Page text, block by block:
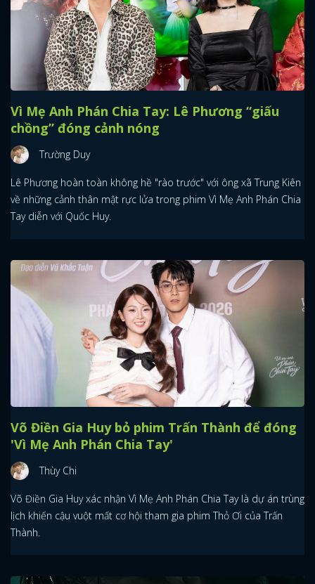
Vì Mẹ Anh Phán Chia Tay: Lê Phương “giấu
chồng” đóng cảnh nóng
Trường Duy
Lê Phương hoàn toàn không hề "rào trước" với ông xã Trung Kiên
về những cảnh thân mật rực lửa trong phim Vì Mẹ Anh Phán Chia
Tay diễn với Quốc Huy.
Võ Điền Gia Huy bỏ phim Trấn Thành để đóng
'Vì Mẹ Anh Phán Chia Tay'
Thùy Chi
Võ Điền Gia Huy xác nhận Vì Mẹ Anh Phán Chia Tay là dự án trùng
lịch khiến cậu vuột mất cơ hội tham gia phim Thỏ Ơi của Trấn
Thành.